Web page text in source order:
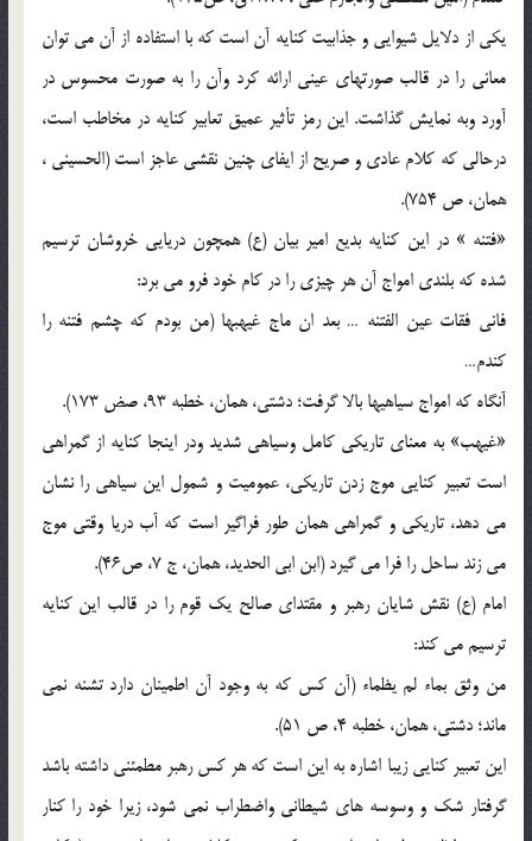
يکي از دلايل شيوايي و جذابيت کنايه آن است که با استفاده از آن مي توان
معاني را در قالب صورتهاي عيني ارائه کرد وآن را به صورت محسوس در
آورد وبه نمايش گذاشت. اين رمز تأثير عميق تعابير کنايه در مخاطب است،
درحالي که کلام عادي و صريح از ايفاي چنين نقشي عاجز است (الحسيني ،
همان، ص 754).
«فتنه » در اين کنايه بديع امير بيان (ع) همچون دريايي خروشان ترسيم
شده که بلندي امواج آن هر چيزي را در کام خود فرو مي برد:
فاني فقات عين الفتنه … بعد ان ماج غيهبها (من بودم که چشم فتنه را
کندم…
آنگاه که امواج سياهيها بالا گرفت؛ دشتي، همان، خطبه 93، صض 173).
«غيهب» به معناي تاريکي کامل وسياهي شديد ودر اينجا کنايه از گمراهي
است تعبير کنايي موج زدن تاريکي، عموميت و شمول اين سياهي را نشان
مي دهد، تاريکي و گمراهي همان طور فراگير است که آب دريا وقتي موج
مي زند ساحل را فرا مي گيرد (ابن ابي الحديد، همان، ج 7، ص46).
امام (ع) نقش شايان رهبر و مقتداي صالح يک قوم را در قالب اين کنايه
ترسيم مي کند:
من وثق بماء لم يظماء (آن کس که به وجود آن اطمينان دارد تشنه نمي
ماند؛ دشتي، همان، خطبه 4، ص 51).
اين تعبير کنايي زيبا اشاره به اين است که هر کس رهبر مطمئني داشته باشد
گرفتار شک و وسوسه هاي شيطاني واضطراب نمي شود، زيرا خود را کنار